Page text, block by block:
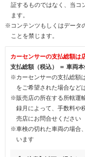
証するものではなく、当コ
ます。
※コンテンツもしくはデータ
ことを禁じます。
カーセンサーの支払総額は
支払総額（税込） ＝ 車両
※カーセンサーの支払総額
をご希望された場合など
※販売店の所在する所轄運
録月によって、手数料や
売店にお問合せください
※車検の切れた車両の場合
います